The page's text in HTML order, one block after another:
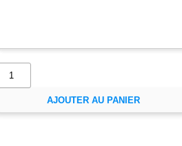
AJOUTER AU PANIER